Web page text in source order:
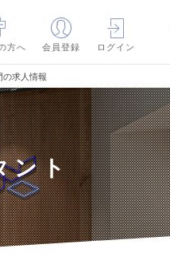
方へ
会員登録 ログイン
の求人情報
ント